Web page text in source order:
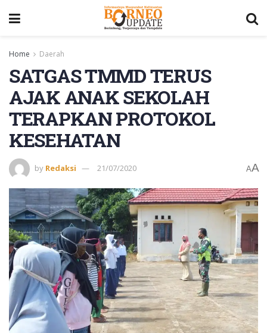
Home Daerah
SATGAS TMMD TERUS
AJAK ANAK SEKOLAH
TERAPKAN PROTOKOL
KESEHATAN
by Redaksi 21/07/2020 AA